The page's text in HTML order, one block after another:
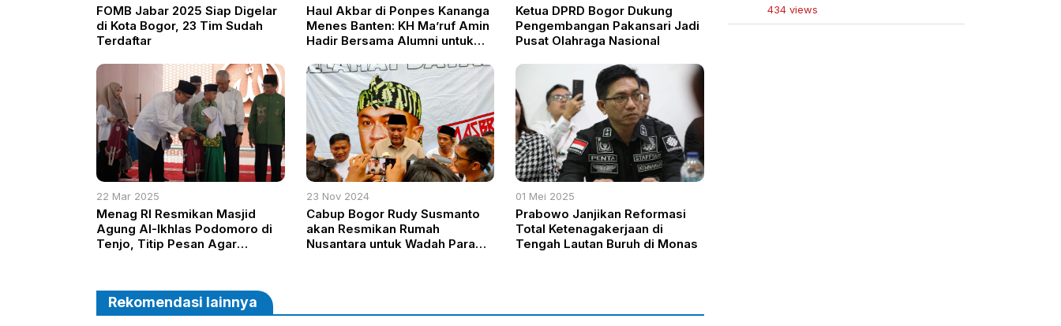
FOMB Jabar 2025 Siap Digelar
di Kota Bogor, 23 Tim Sudah
Terdaftar
Haul Akbar di Ponpes Kananga
Menes Banten: KH Ma’ruf Amin
Hadir Bersama Alumni untuk
Ketua DPRD Bogor Dukung
Pengembangan Pakansari Jadi
Pusat Olahraga Nasional
22 Mar 2025
Menag RI Resmikan Masjid
Agung Al-Ikhlas Podomoro di
Tenjo, Titip Pesan Agar
23 Nov 2024
Cabup Bogor Rudy Susmanto
akan Resmikan Rumah
Nusantara untuk Wadah Para
01 Mei 2025
Prabowo Janjikan Reformasi
Total Ketenagakerjaan di
Tengah Lautan Buruh di Monas
Rekomendasi lainnya
434 views